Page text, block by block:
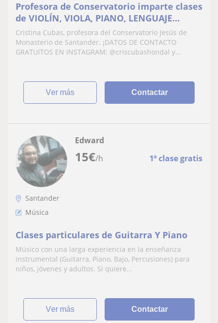
Profesora de Conservatorio imparte clases
de VIOLÍN, VIOLA, PIANO, LENGUAJE
MÚSICA, ARMONÍA Y ANÁLISIS , gran
experiencia docente!
Cristina Cubas, profesora del Conservatorio Jesús de
Monasterio de Santander. ¡DATOS DE CONTACTO
GRATUITOS EN INSTAGRAM: @criscubashondal y...
ver más Contactar
15€/h 1ª clase gratis
Edward
Santander
Música
Clases particulares de Guitarra Y Piano
Músico con una larga experiencia en la enseñanza
instrumental (Guitarra, Piano, Bajo, Percusiones) para
niños, jóvenes y adultos. Si quiere...
ver más Contactar